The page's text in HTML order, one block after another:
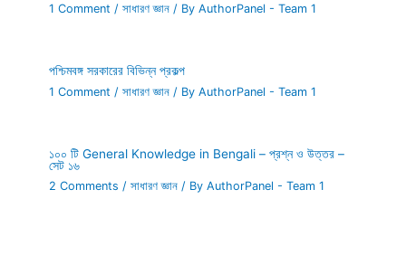
1 Comment /সাধারণ জ্ঞান / ByAuthorPanel - Team 1
পশ্চিমবঙ্গ সরকারের বিভিন্ন প্রকল্প
1 Comment /সাধারণ জ্ঞান / ByAuthorPanel - Team 1
১০০ টি General Knowledge in Bengali – প্রশ্ন ও উত্তর –
সেট ১৬
2 Comments /সাধারণ জ্ঞান / ByAuthorPanel - Team 1